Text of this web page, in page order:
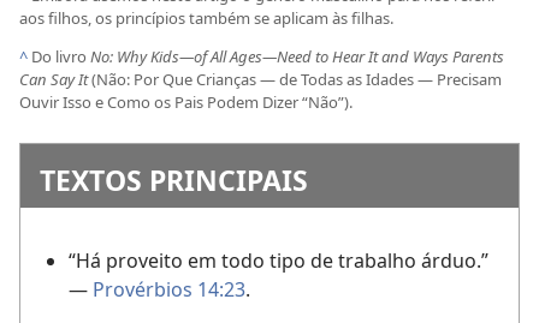
aos filhos, os princípios também se aplicam às filhas.
^ Do livro No: Why Kids—of All Ages—Need to Hear It and Ways Parents
Can Say It(Não: Por Que Crianças — de Todas as Idades — Precisam
Ouvir Isso e Como os Pais Podem Dizer “Não”).
TEXTOS PRINCIPAIS
“Há proveito em todo tipo de trabalho árduo.”
— Provérbios 14:23.